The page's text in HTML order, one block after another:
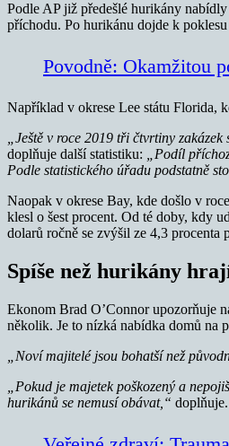
Podle AP již předešlé hurikány
příchodu. Po hurikánu dojde k
Povodně: Okamžitou
Například v okrese Lee státu Florida,
„Ještě v roce 2019 tři čtvrtiny
doplňuje další statistiku: „Podíl
Podle statistického úřadu podstatně
Naopak v okrese Bay, kde došlo v
klesl o šest procent. Od té doby, kdy
dolarů ročně se zvýšil ze 4,3
Spíše než hurikány
Ekonom Brad O’Connor upozorňuje
několik. Je to nízká nabídka domů na
„Noví majitelé jsou bohatší než
„Pokud je majetek poškozený a
hurikánů se nemusí obávat,“ doplňuje.